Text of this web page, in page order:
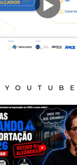
YOUTUBE